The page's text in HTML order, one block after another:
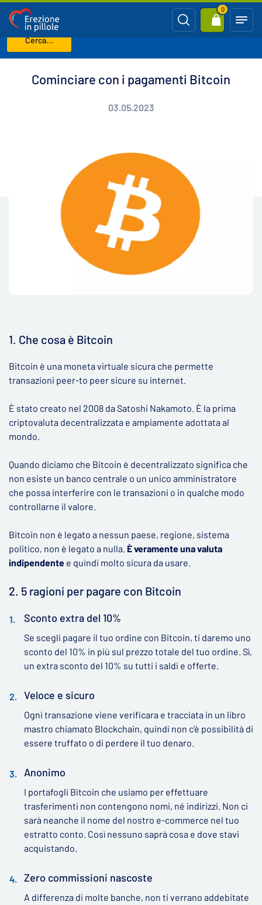
Cerca...
0
Benvenuto Blog
Cominciare con i pagamenti Bitcoin
03.05.2023
1. Che cosa è Bitcoin
Bitcoin è una moneta virtuale sicura che permette
transazioni peer-to peer sicure su internet.
È stato creato nel 2008 da Satoshi Nakamoto. È la prima
criptovaluta decentralizzata e ampiamente adottata al
mondo.
Quando diciamo che Bitcoin è decentralizzato significa che
non esiste un banco centrale o un unico amministratore
che possa interferire con le transazioni o in qualche modo
controllarne il valore.
Bitcoin non è legato a nessun paese, regione, sistema
politico, non è legato a nulla. È veramente una valuta
indipendente e quindi molto sicura da usare.
2. 5 ragioni per pagare con Bitcoin
Sconto extra del 10%
Se scegli pagare il tuo ordine con Bitcoin, ti daremo uno
sconto del 10% in più sul prezzo totale del tuo ordine. Sì,
un extra sconto del 10% su tutti i saldi e offerte.
Veloce e sicuro
Ogni transazione viene verificara e tracciata in un libro
mastro chiamato Blockchain, quindi non c’è possibilità di
essere truffato o di perdere il tuo denaro.
Anonimo
I portafogli Bitcoin che usiamo per effettuare
trasferimenti non contengono nomi, né indirizzi. Non ci
sarà neanche il nome del nostro e-commerce nel tuo
estratto conto. Così nessuno saprà cosa e dove stavi
acquistando.
Zero commissioni nascoste
A differenza di molte banche, non ti verrano addebitate